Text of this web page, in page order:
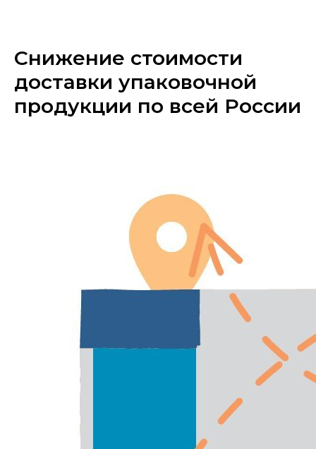
Снижение стоимости
доставки упаковочной
продукции по всей России